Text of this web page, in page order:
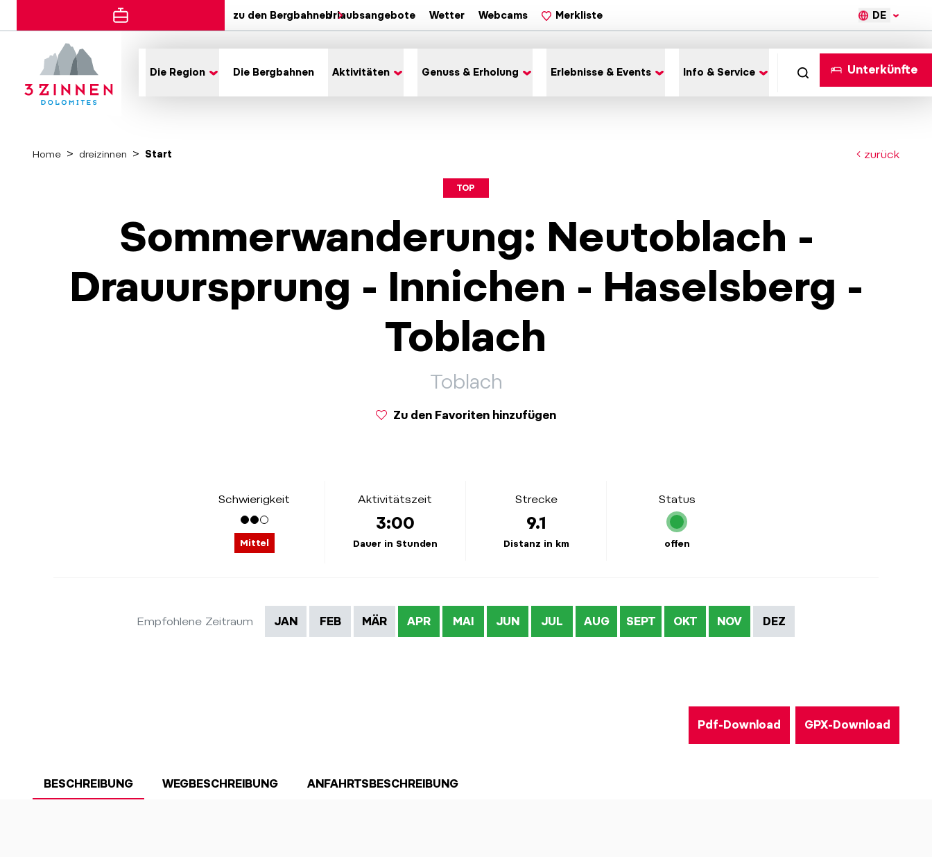
zu den BergbahnenUrlaubsangebote Wetter Webcams Merkliste DE
Die Region Die Bergbahnen Aktivitäten Genuss & Erholung Erlebnisse & Events Info & Service Unterkünfte
Home dreizinnen Start zurück
TOP
Sommerwanderung: Neutoblach -
Drauursprung - Innichen - Haselsberg -
Toblach
Toblach
Zu den Favoriten hinzufügen
Schwierigkeit
Mittel
Aktivitätszeit
3:00
Dauer in Stunden
Strecke
9.1
Distanz in km
Status
offen
Empfohlene Zeitraum JAN FEB MÄR APR MAI JUN JUL AUG SEPT OKT NOV DEZ
Pdf-Download GPX-Download
BESCHREIBUNG WEGBESCHREIBUNG ANFAHRTSBESCHREIBUNG